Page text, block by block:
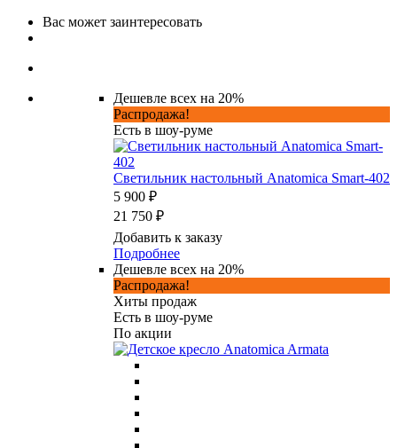
Вас может заинтересовать
Дешевле всех на 20%
Распродажа!
Есть в шоу-руме
Светильник настольный Anatomica Smart-402
5 900 ₽
21 750 ₽
Добавить к заказу
Подробнее
Дешевле всех на 20%
Распродажа!
Хиты продаж
Есть в шоу-руме
По акции